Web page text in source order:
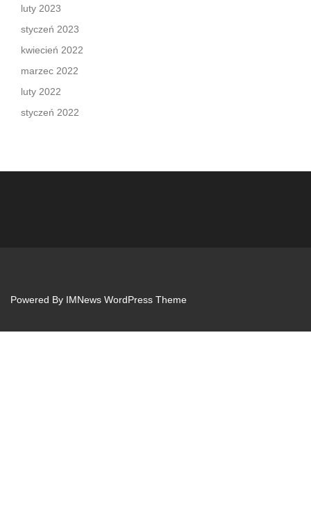
luty 2023
styczeń 2023
kwiecień 2022
marzec 2022
luty 2022
styczeń 2022
Powered By IMNews WordPress Theme